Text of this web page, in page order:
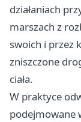
działaniach
marszach z
swoich i przez
zniszczone
ciała.
W praktyce
podejmowane